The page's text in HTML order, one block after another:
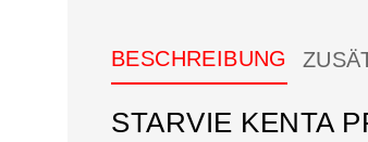
BESCHREIBUNG
STARVIE KENTA